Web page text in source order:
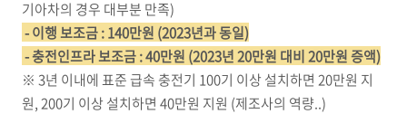
기아차의 경우 대부분 만족)
- 이행 보조금 : 140만원 (2023년과 동일)
- 충전인프라 보조금 : 40만원 (2023년 20만원 대비 20만원 증액)
※ 3년 이내에 표준 급속 충전기 100기 이상 설치하면 20만원 지
원, 200기 이상 설치하면 40만원 지원 (제조사의 역량..)